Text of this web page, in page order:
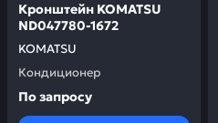
KOMATSU
Кронштейн KOMATSU
ND047780-1672
Кондиционер
По запросу